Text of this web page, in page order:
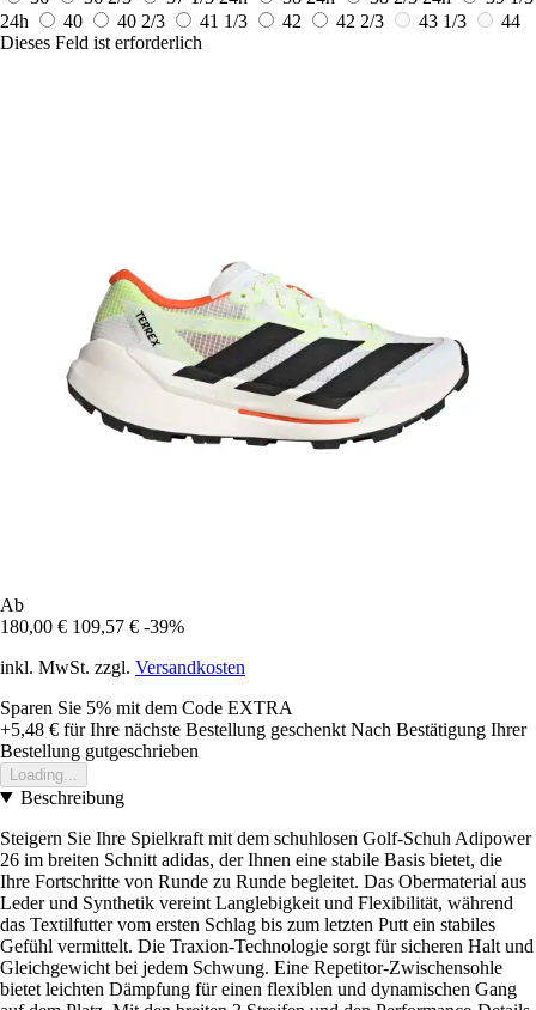
24h
40 40 2/3 41 1/3 42 42 2/3 43 1/3
44
Dieses Feld ist erforderlich
Ab
180,00 € 109,57 € -39%
inkl. MwSt. zzgl. Versandkosten
Sparen Sie 5% mit dem Code EXTRA
+5,48 € für Ihre nächste Bestellung geschenkt Nach Bestätigung Ihrer
Bestellung gutgeschrieben
Loading...
Beschreibung
Steigern Sie Ihre Spielkraft mit dem schuhlosen Golf-Schuh Adipower
26 im breiten Schnitt adidas, der Ihnen eine stabile Basis bietet, die
Ihre Fortschritte von Runde zu Runde begleitet. Das Obermaterial aus
Leder und Synthetik vereint Langlebigkeit und Flexibilität, während
das Textilfutter vom ersten Schlag bis zum letzten Putt ein stabiles
Gefühl vermittelt. Die Traxion-Technologie sorgt für sicheren Halt und
Gleichgewicht bei jedem Schwung. Eine Repetitor-Zwischensohle
bietet leichten Dämpfung für einen flexiblen und dynamischen Gang